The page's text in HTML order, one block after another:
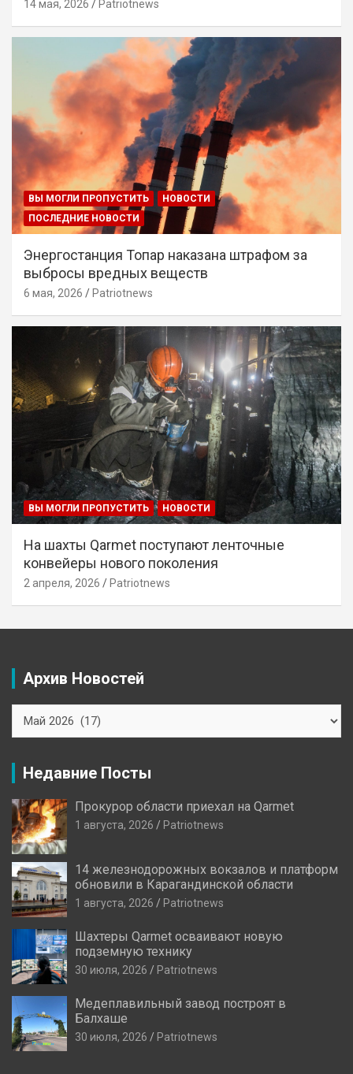
14 мая, 2026 Patriotnews
ВЫ МОГЛИ ПРОПУСТИТЬ
НОВОСТИ
ПОСЛЕДНИЕ НОВОСТИ
Энергостанция Топар наказана штрафом за
выбросы вредных веществ
6 мая, 2026 Patriotnews
ВЫ МОГЛИ ПРОПУСТИТЬ НОВОСТИ
На шахты Qarmet поступают ленточные
конвейеры нового поколения
2 апреля, 2026 Patriotnews
Архив Новостей
Новостей
Недавние Посты
Прокурор области приехал на Qarmet
1 августа, 2026 Patriotnews
14 железнодорожных вокзалов и платформ
обновили в Карагандинской области
1 августа, 2026 Patriotnews
Шахтеры Qarmet осваивают новую
подземную технику
30 июля, 2026 Patriotnews
Медеплавильный завод построят в
Балхаше
30 июля, 2026 Patriotnews